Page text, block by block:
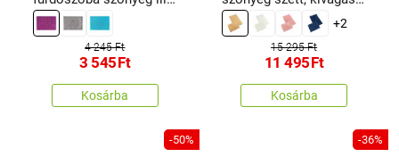
50 x 70 cm
4 245 Ft
3 545Ft
Kosárba
nélkül BANYGOLD
barna, 60 x 100, 60 x 50
+2
15 295 Ft
11 495Ft
Kosárba
-50% -36%